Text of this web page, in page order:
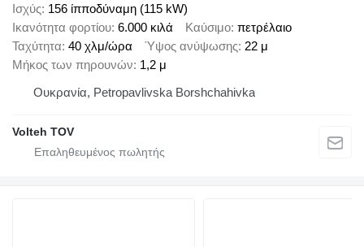
Ισχύς 156 ίπποδύναμη (115 kW)
Ικανότητα φορτίου 6.000 κιλά Καύσιμο πετρέλαιο
Ταχύτητα 40 χλμ/ώρα Ύψος ανύψωσης 22 μ
Μήκος των πηρουνών 1,2 μ
Ουκρανία, Petropavlivska Borshchahivka
Volteh TOV